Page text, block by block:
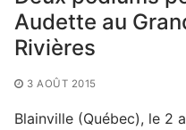
Audette au
Rivières
3 AOÛT 2015
Blainville (Québec), le 2